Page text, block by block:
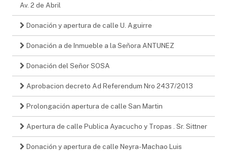
Av. 2 de Abril
Donación y apertura de calle U. Aguirre
Donación a de Inmueble a la Señora ANTUNEZ
Donación del Señor SOSA
Aprobacion decreto Ad Referendum Nro 2437/2013
Prolongación apertura de calle San Martin
Apertura de calle Publica Ayacucho y Tropas . Sr. Sittner
Donación y apertura de calle Neyra- Machao Luis